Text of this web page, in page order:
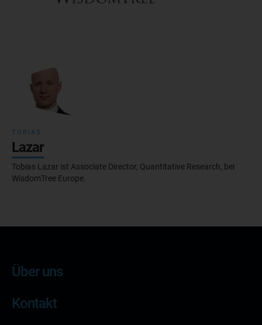
TOBIAS
Lazar
Tobias Lazar ist Associate Director, Quantitative Research, bei
WisdomTree Europe.
Über uns
Kontakt